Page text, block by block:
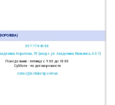
097-774-40-88
Королева, 59 (вход с ул. Академика Вильямса, 62/1)
Понедельник - пятница с 9:00 до 18:00
Суббота - по договоренности
zakaz@azbuka-bp.com.ua